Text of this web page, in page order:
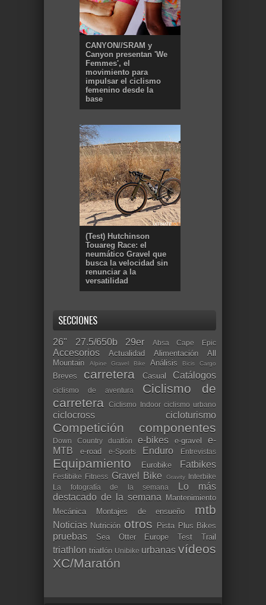
CANYON//SRAM y
Canyon presentan 'We
Femmes', el
movimiento para
impulsar el ciclismo
femenino desde la
base
(Test) Hutchinson
Touareg Race: el
neumático Gravel que
busca la velocidad sin
renunciar a la
versatilidad
SECCIONES
26" 27.5/650b 29er Absa Cape Epic
Accesorios Actualidad Alimentación
All
Mountain
Alpine Gravel Bike Análisis Bicis Cargo
Breves carretera Casual Catálogos
ciclismo de aventura
Ciclismo de
carretera
Ciclismo Indoor ciclismo urbano
ciclocross cicloturismo
Competición componentes
Down Country duatlón e-bikes e-gravel
e-
MTB
e-road e-Sports Enduro Entrevistas
Equipamiento Eurobike Fatbikes
Festibike Fitness Gravel Bike Gravity
Interbike
La fotografía de la semana
Lo más
destacado de la semana
Mantenimiento
Mecánica
Montajes de ensueño mtb
Noticias Nutrición otros Pista Plus Bikes
pruebas Sea Otter Europe Test Trail
triathlon triatlón Unibike urbanas vídeos
XC/Maratón